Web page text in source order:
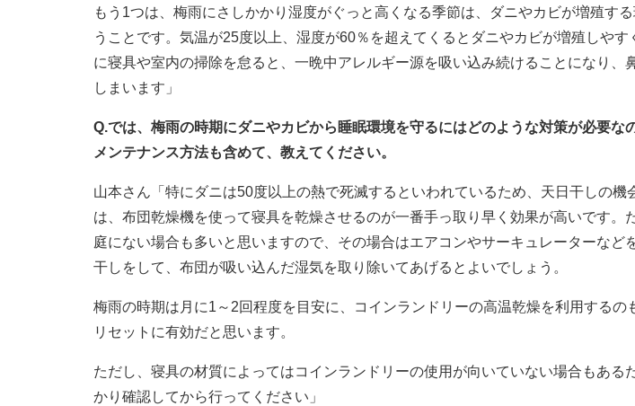
もう1つは、梅雨にさしかかり湿度がぐっと高くなる季節は、ダニやカビが増殖す
うことです。気温が25度以上、湿度が60％を超えてくるとダニやカビが増殖しやす
に寝具や室内の掃除を怠ると、一晩中アレルギー源を吸い込み続けることになり、
しまいます」
Q.では、梅雨の時期にダニやカビから睡眠環境を守るにはどのような対策が必要な
メンテナンス方法も含めて、教えてください。
山本さん「特にダニは50度以上の熱で死滅するといわれているため、天日干しの機
は、布団乾燥機を使って寝具を乾燥させるのが一番手っ取り早く効果が高いです。
庭にない場合も多いと思いますので、その場合はエアコンやサーキュレーターなど
干しをして、布団が吸い込んだ湿気を取り除いてあげるとよいでしょう。
梅雨の時期は月に1～2回程度を目安に、コインランドリーの高温乾燥を利用するの
リセットに有効だと思います。
ただし、寝具の材質によってはコインランドリーの使用が向いていない場合もある
かり確認してから行ってください」